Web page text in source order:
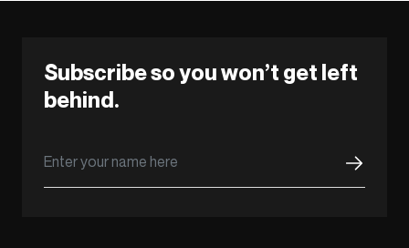
Subscribe so you won’t get left
behind.